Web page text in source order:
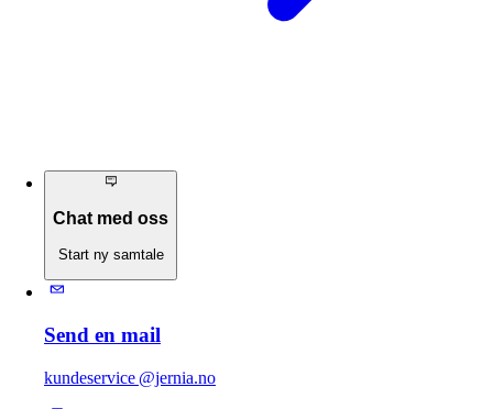
Chat med oss
Start ny samtale
Send en mail
kundeservice @jernia.no